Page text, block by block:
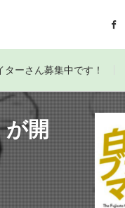
ターさん募集中です！
開